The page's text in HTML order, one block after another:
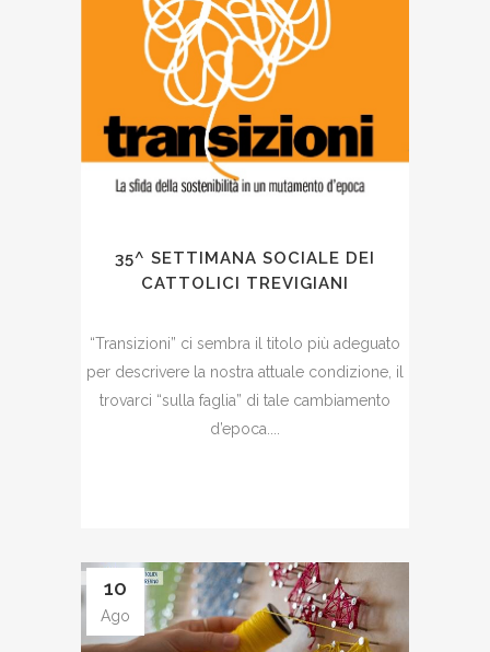
35^ SETTIMANA SOCIALE DEI
CATTOLICI TREVIGIANI
“Transizioni” ci sembra il titolo più adeguato
per descrivere la nostra attuale condizione, il
trovarci “sulla faglia” di tale cambiamento
d’epoca....
10
Ago